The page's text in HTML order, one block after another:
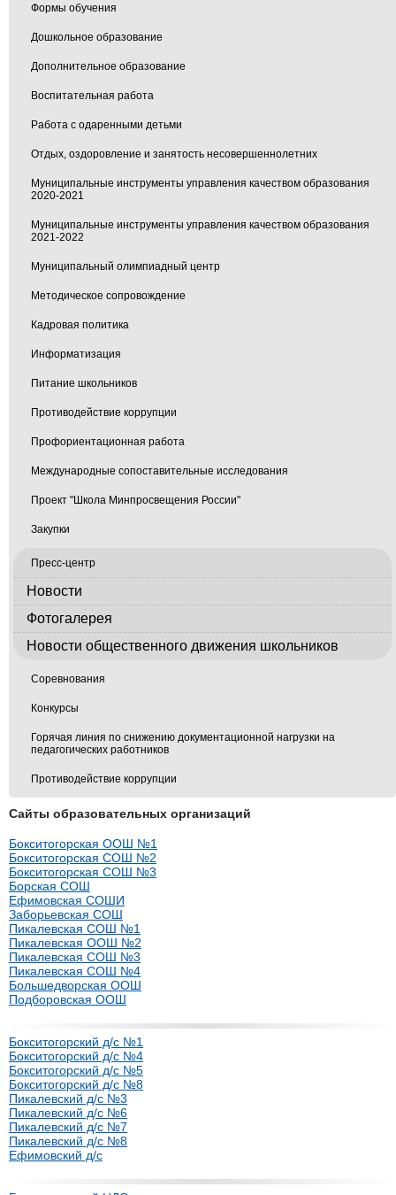
Формы обучения
Дошкольное образование
Дополнительное образование
Воспитательная работа
Работа с одаренными детьми
Отдых, оздоровление и занятость несовершеннолетних
Муниципальные инструменты управления качеством образования
2020-2021
Муниципальные инструменты управления качеством образования
2021-2022
Муниципальный олимпиадный центр
Методическое сопровождение
Кадровая политика
Информатизация
Питание школьников
Противодействие коррупции
Профориентационная работа
Международные сопоставительные исследования
Проект "Школа Минпросвещения России"
Закупки
Пресс-центр
Новости
Фотогалерея
Новости общественного движения школьников
Соревнования
Конкурсы
Горячая линия по снижению документационной нагрузки на
педагогических работников
Противодействие коррупции
Сайты образовательных организаций
Бокситогорская ООШ №1
Бокситогорская СОШ №2
Бокситогорская СОШ №3
Борская СОШ
Ефимовская СОШИ
Заборьевская СОШ
Пикалевская СОШ №1
Пикалевская ООШ №2
Пикалевская СОШ №3
Пикалевская СОШ №4
Большедворская ООШ
Подборовская ООШ
Бокситогорский д/с №1
Бокситогорский д/с №4
Бокситогорский д/с №5
Бокситогорский д/с №8
Пикалевский д/с №3
Пикалевский д/с №6
Пикалевский д/с №7
Пикалевский д/с №8
Ефимовский д/с